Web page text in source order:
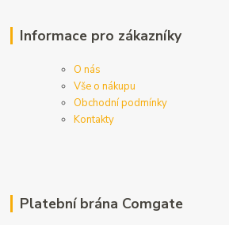
Informace pro zákazníky
O nás
Vše o nákupu
Obchodní podmínky
Kontakty
Platební brána Comgate